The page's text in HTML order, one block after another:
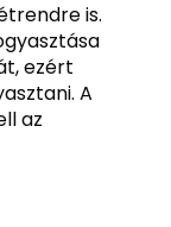
is.
ezért
A
az